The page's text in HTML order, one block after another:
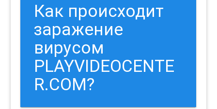
Как происходит
заражение
вирусом
PLAYVIDEOCENTE
R.COM?